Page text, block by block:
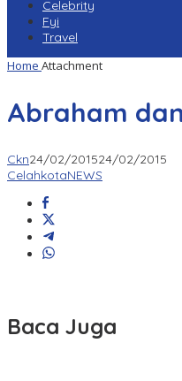
Celebrity
Fyi
Travel
Home Attachment
Abraham
Ckn24/02/201524/02/2015
CelahkotaNEWS
Baca Juga